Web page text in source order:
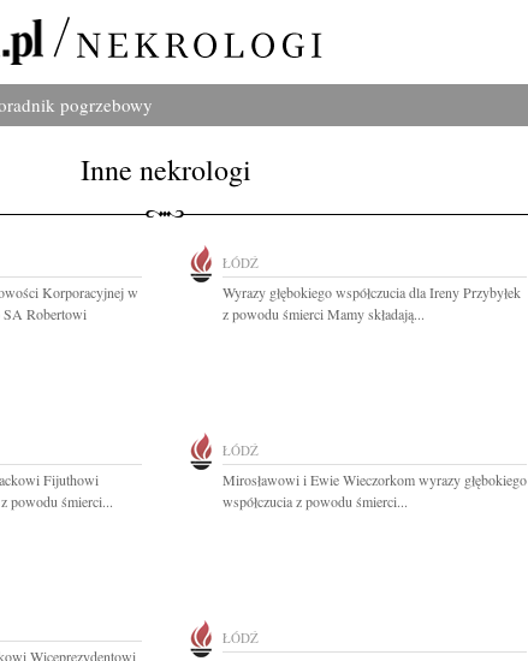
pogrzebowy
Inne nekrologi
Korporacyjnej w
Robertowi
ŁÓDŹ
Wyrazy głębokiego współczucia dla Ireny Przybyłek
z powodu śmierci Mamy składają...
Fijuthowi
powodu śmierci...
ŁÓDŹ
Mirosławowi i Ewie Wieczorkom wyrazy głębokiego
współczucia z powodu śmierci...
Wiceprezydentowi
ŁÓDŹ